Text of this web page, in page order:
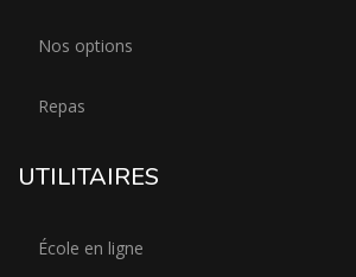
Nos options
Repas
UTILITAIRES
École en ligne